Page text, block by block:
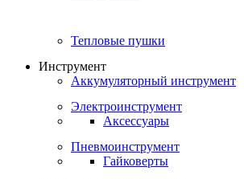
Тепловые пушки
Инструмент
Аккумуляторный инструмент
Электроинструмент
Аксессуары
Пневмоинструмент
Гайковерты